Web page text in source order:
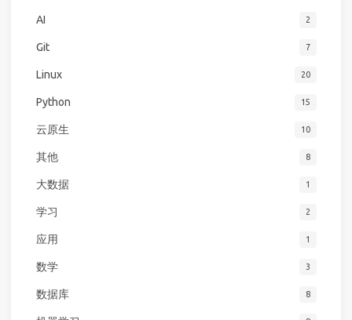
AI 2
Git 7
Linux 20
Python 15
云原生 10
其他 8
大数据 1
学习 2
应用 1
数学 3
数据库 8